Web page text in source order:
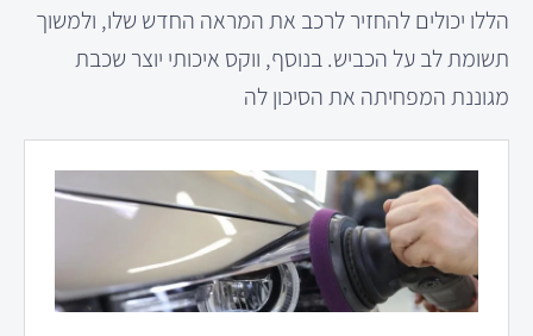
הללו יכולים להחזיר לרכב את המראה החדש שלו, ולמשוך
תשומת לב על הכביש. בנוסף, ווקס איכותי יוצר שכבת
מגוננת המפחיתה את הסיכון לה